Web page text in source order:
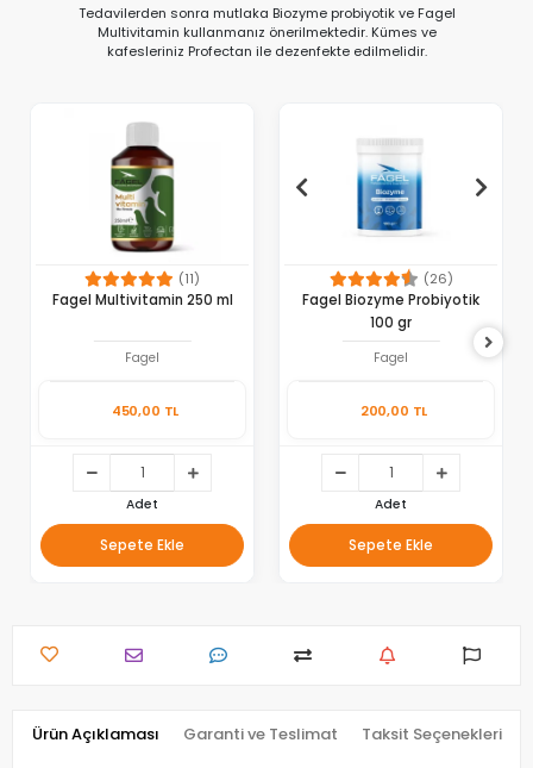
Tedavilerden sonra mutlaka Biozyme probiyotik ve Fagel
Multivitamin kullanmanız önerilmektedir. Kümes ve
kafesleriniz Profectan ile dezenfekte edilmelidir.
(11)
Fagel Multivitamin 250 ml
Fagel
450,00 TL
Adet
Sepete Ekle
(26)
Fagel Biozyme Probiyotik
100 gr
Fagel
200,00 TL
Adet
Sepete Ekle
Ürün Açıklaması Garanti ve Teslimat Taksit Seçenekleri